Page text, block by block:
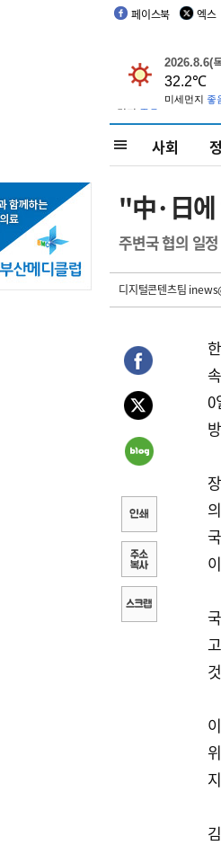
페이스북 엑스
사회
"中·日에
주변국 협의 일
디지털콘텐츠팀
0